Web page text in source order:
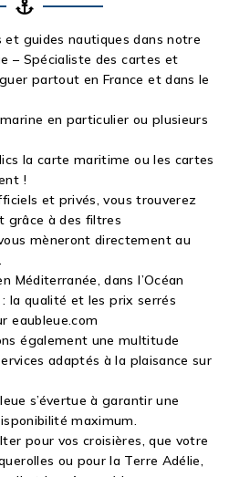
et guides nautiques dans notre
– Spécialiste des cartes et
partout en France et dans le
en particulier ou plusieurs
la carte maritime ou les cartes
!
et privés, vous trouverez
grâce à des filtres
mèneront directement au
Méditerranée, dans l’Océan
: la qualité et les prix serrés
eaubleue.com
également une multitude
adaptés à la plaisance sur
s’évertue à garantir une
maximum.
pour vos croisières, que votre
ou pour la Terre Adélie,